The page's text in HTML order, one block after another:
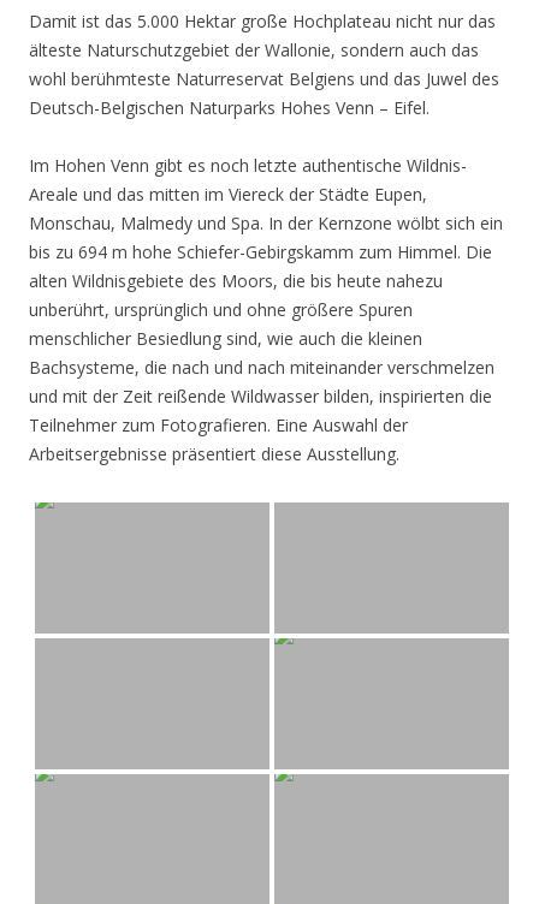
Damit ist das 5.000 Hektar große Hochplateau nicht nur das
älteste Naturschutzgebiet der Wallonie, sondern auch das
wohl berühmteste Naturreservat Belgiens und das Juwel des
Deutsch-Belgischen Naturparks Hohes Venn – Eifel.
Im Hohen Venn gibt es noch letzte authentische Wildnis-
Areale und das mitten im Viereck der Städte Eupen,
Monschau, Malmedy und Spa. In der Kernzone wölbt sich ein
bis zu 694 m hohe Schiefer-Gebirgskamm zum Himmel. Die
alten Wildnisgebiete des Moors, die bis heute nahezu
unberührt, ursprünglich und ohne größere Spuren
menschlicher Besiedlung sind, wie auch die kleinen
Bachsysteme, die nach und nach miteinander verschmelzen
und mit der Zeit reißende Wildwasser bilden, inspirierten die
Teilnehmer zum Fotografieren. Eine Auswahl der
Arbeitsergebnisse präsentiert diese Ausstellung.